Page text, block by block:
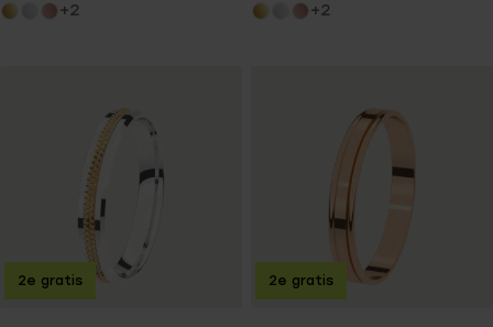
+2 +2
2e gratis 2e gratis